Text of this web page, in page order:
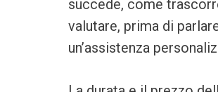
succede, come
valutare, prima di
un’assistenza